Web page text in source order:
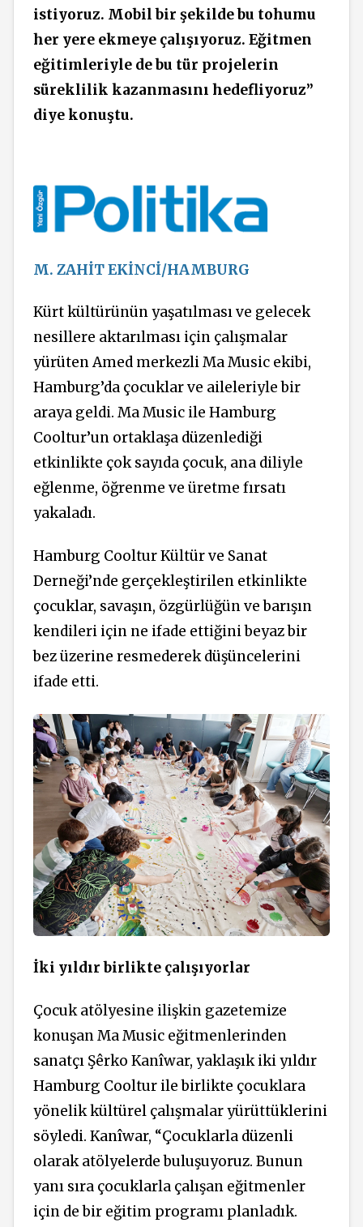
istiyoruz. Mobil bir şekilde bu tohumu
her yere ekmeye çalışıyoruz. Eğitmen
eğitimleriyle de bu tür projelerin
süreklilik kazanmasını hedefliyoruz”
diye konuştu.
M. ZAHİT EKİNCİ/HAMBURG
Kürt kültürünün yaşatılması ve gelecek
nesillere aktarılması için çalışmalar
yürüten Amed merkezli Ma Music ekibi,
Hamburg’da çocuklar ve aileleriyle bir
araya geldi. Ma Music ile Hamburg
Cooltur’un ortaklaşa düzenlediği
etkinlikte çok sayıda çocuk, ana diliyle
eğlenme, öğrenme ve üretme fırsatı
yakaladı.
Hamburg Cooltur Kültür ve Sanat
Derneği’nde gerçekleştirilen etkinlikte
çocuklar, savaşın, özgürlüğün ve barışın
kendileri için ne ifade ettiğini beyaz bir
bez üzerine resmederek düşüncelerini
ifade etti.
İki yıldır birlikte çalışıyorlar
Çocuk atölyesine ilişkin gazetemize
konuşan Ma Music eğitmenlerinden
sanatçı Şêrko Kanîwar, yaklaşık iki yıldır
Hamburg Cooltur ile birlikte çocuklara
yönelik kültürel çalışmalar yürüttüklerini
söyledi. Kanîwar, “Çocuklarla düzenli
olarak atölyelerde buluşuyoruz. Bunun
yanı sıra çocuklarla çalışan eğitmenler
için de bir eğitim programı planladık.